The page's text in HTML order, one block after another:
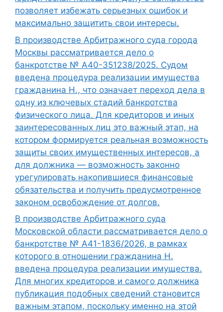
позволяет избежать серьезных ошибок и
максимально защитить свои интересы.
В производстве Арбитражного суда города
Москвы рассматривается дело о
банкротстве № А40-351238/2025. Судом
введена процедура реализации имущества
гражданина Н., что означает переход дела в
одну из ключевых стадий банкротства
физического лица. Для кредиторов и иных
заинтересованных лиц это важный этап, на
котором формируется реальная возможность
защиты своих имущественных интересов, а
для должника — возможность законно
урегулировать накопившиеся финансовые
обязательства и получить предусмотренное
законом освобождение от долгов.
В производстве Арбитражного суда
Московской области рассматривается дело о
банкротстве № А41-1836/2026, в рамках
которого в отношении гражданина Н.
введена процедура реализации имущества.
Для многих кредиторов и самого должника
публикация подобных сведений становится
важным этапом, поскольку именно на этой